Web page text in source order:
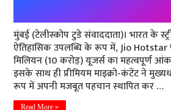
मुंबई (टेलीस्कोप टुडे संवाददाता)। भारत के
ऐतिहासिक उपलब्धि के रूप में, Jio Hotstar
मिलियन (10 करोड़) यूजर्स का महत्वपूर्ण
इसके साथ ही प्रीमियम माइक्रो-कंटेंट ने
रूप में अपनी मजबूत पहचान स्थापित कर …
Read More »